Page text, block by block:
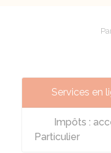
Services en
Impôts :
Particulier